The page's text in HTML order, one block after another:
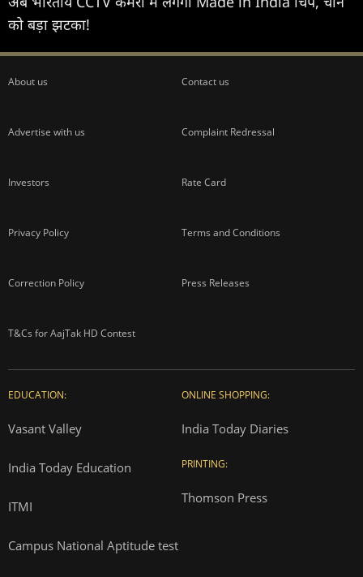
को बड़ा झटका!
About us Contact us
Advertise with us Complaint Redressal
Investors Rate Card
Privacy Policy Terms and Conditions
Correction Policy Press Releases
T&Cs for AajTak HD Contest
EDUCATION:
Vasant Valley
India Today Education
ITMI
Campus National Aptitude test
ONLINE SHOPPING:
India Today Diaries
PRINTING:
Thomson Press